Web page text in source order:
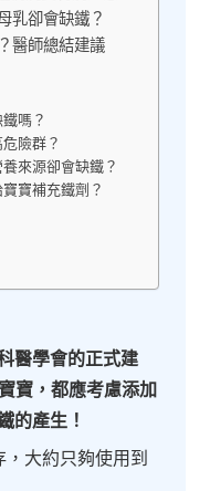
乳卻會缺鐵？
醫師總結建議
嗎？
險群？
來源卻會缺鐵？
寶補充鐵劑？
醫學會的正式建
寶，都應考慮添加
的產生！
大約只夠使用到